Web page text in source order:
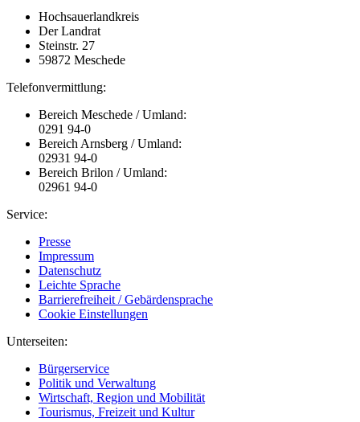
Hochsauerlandkreis
Der Landrat
Steinstr. 27
59872 Meschede
Telefonvermittlung:
Bereich Meschede / Umland:
0291 94-0
Bereich Arnsberg / Umland:
02931 94-0
Bereich Brilon / Umland:
02961 94-0
Service:
Presse
Impressum
Datenschutz
Leichte Sprache
Barrierefreiheit / Gebärdensprache
Cookie Einstellungen
Unterseiten:
Bürgerservice
Politik und Verwaltung
Wirtschaft, Region und Mobilität
Tourismus, Freizeit und Kultur